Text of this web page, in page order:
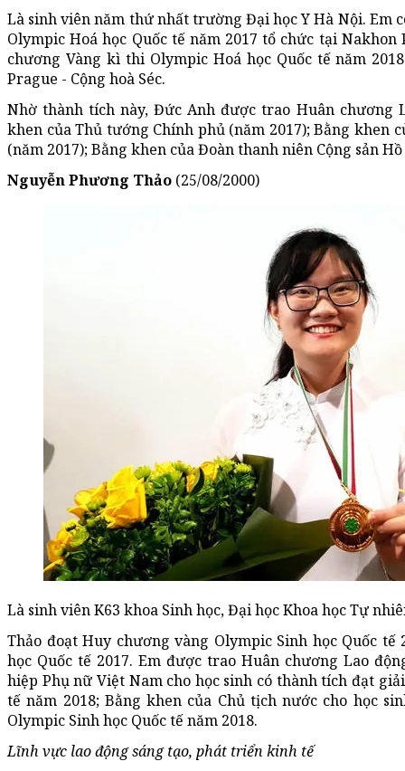
Là sinh viên năm thứ nhất trường Đại học Y Hà Nội. Em
Olympic Hoá học Quốc tế năm 2017 tổ chức tại
chương Vàng kì thi Olympic Hoá học Quốc tế năm
Prague - Cộng hoà Séc.
Nhờ thành tích này, Đức Anh được trao Huân chương
khen của Thủ tướng Chính phủ (năm 2017); Bằng khen
(năm 2017); Bằng khen của Đoàn thanh niên Cộng sản
Nguyễn Phương Thảo (25/08/2000)
Là sinh viên K63 khoa Sinh học, Đại học Khoa học Tự
Thảo đoạt Huy chương vàng Olympic Sinh học Quốc tế
học Quốc tế 2017. Em được trao Huân chương Lao
hiệp Phụ nữ Việt Nam cho học sinh có thành tích đạt
tế năm 2018; Bằng khen của Chủ tịch nước cho học
Olympic Sinh học Quốc tế năm 2018.
Lĩnh vực lao động sáng tạo, phát triển kinh tế